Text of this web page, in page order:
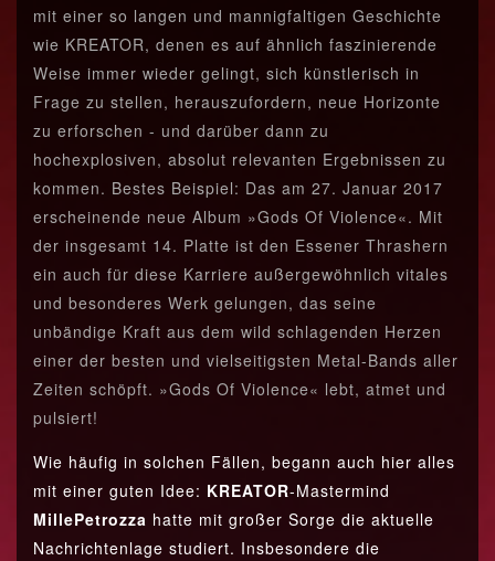
mit einer so langen und mannigfaltigen Geschichte
wie KREATOR, denen es auf ähnlich faszinierende
Weise immer wieder gelingt, sich künstlerisch in
Frage zu stellen, herauszufordern, neue Horizonte
zu erforschen - und darüber dann zu
hochexplosiven, absolut relevanten Ergebnissen zu
kommen. Bestes Beispiel: Das am 27. Januar 2017
erscheinende neue Album »Gods Of Violence«. Mit
der insgesamt 14. Platte ist den Essener Thrashern
ein auch für diese Karriere außergewöhnlich vitales
und besonderes Werk gelungen, das seine
unbändige Kraft aus dem wild schlagenden Herzen
einer der besten und vielseitigsten Metal-Bands aller
Zeiten schöpft. »Gods Of Violence« lebt, atmet und
pulsiert!
Wie häufig in solchen Fällen, begann auch hier alles
mit einer guten Idee: KREATOR-Mastermind
MillePetrozza hatte mit großer Sorge die aktuelle
Nachrichtenlage studiert. Insbesondere die